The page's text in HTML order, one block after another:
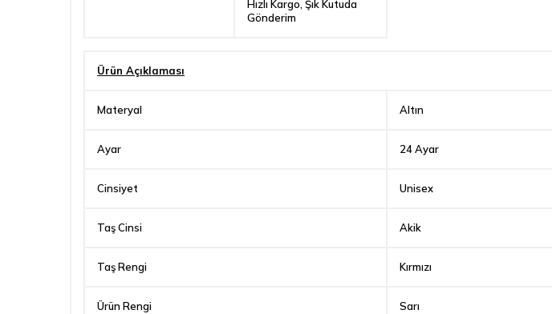
Hızlı Kargo, Şık Kutuda
Gönderim
Ürün Açıklaması
Materyal Altın
Ayar 24 Ayar
Cinsiyet Unisex
Taş Cinsi Akik
Taş Rengi Kırmızı
Ürün Rengi Sarı